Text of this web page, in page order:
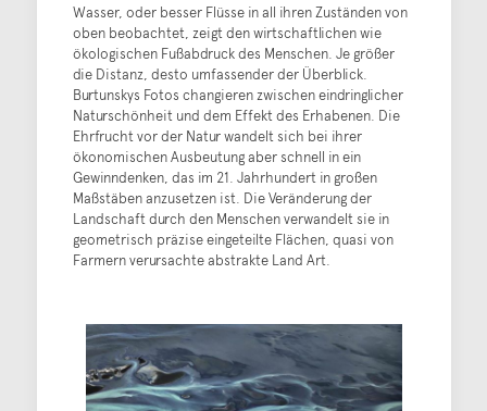
Wasser, oder besser Flüsse in all ihren Zuständen von
oben beobachtet, zeigt den wirtschaftlichen wie
ökologischen Fußabdruck des Menschen. Je größer
die Distanz, desto umfassender der Überblick.
Burtunskys Fotos changieren zwischen eindringlicher
Naturschönheit und dem Effekt des Erhabenen. Die
Ehrfrucht vor der Natur wandelt sich bei ihrer
ökonomischen Ausbeutung aber schnell in ein
Gewinndenken, das im 21. Jahrhundert in großen
Maßstäben anzusetzen ist. Die Veränderung der
Landschaft durch den Menschen verwandelt sie in
geometrisch präzise eingeteilte Flächen, quasi von
Farmern verursachte abstrakte Land Art.